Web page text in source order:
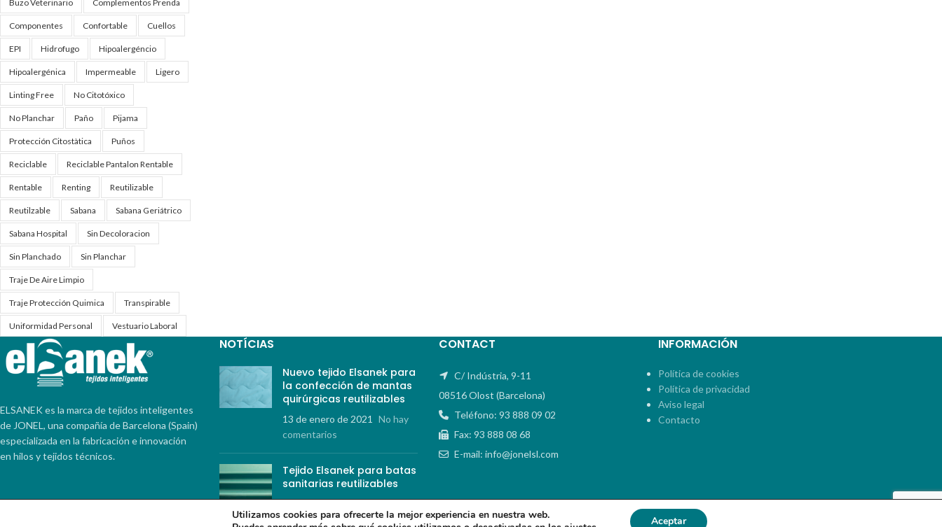
Buzo Veterinario Complementos Prenda
Componentes Confortable Cuellos
EPI Hidrofugo Hipoalergéncio
Hipoalergénica Impermeable Ligero
Linting Free No Citotóxico
No Planchar Paño Pijama
Protección Citostàtica Puños
Reciclable Reciclable Pantalon Rentable
Rentable Renting Reutilizable
Reutilzable Sabana Sabana Geriátrico
Sabana Hospital Sin Decoloracion
Sin Planchado Sin Planchar
Traje De Aire Limpio
Traje Protección Quimica Transpirable
Uniformidad Personal Vestuario Laboral
ELSANEK es la marca de tejidos inteligentes
de JONEL, una compañía de Barcelona (Spain)
especializada en la fabricación e innovación
en hilos y tejidos técnicos.
NOTÍCIAS
Nuevo tejido Elsanek para
la confección de mantas
quirúrgicas reutilizables
13 de enero de 2021
No hay
comentarios
Tejido Elsanek para batas
sanitarias reutilizables
21 de octubre de 2020 No hay
comentarios
CONTACT
C/ Indústria, 9-11
08516 Olost (Barcelona)
Teléfono: 93 888 09 02
Fax: 93 888 08 68
E-mail: info@jonelsl.com
INFORMACIÓN
Política de cookies
Política de privacidad
Aviso legal
Contacto
Utilizamos cookies para ofrecerte la mejor experiencia en nuestra web.
Aceptar